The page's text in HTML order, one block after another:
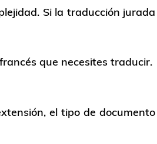
Si la traducción jurada
que necesites traducir.
el tipo de documento